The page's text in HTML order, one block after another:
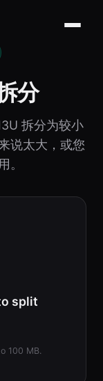
分
拆分为较小
说太大，或您
。
split
100 MB.